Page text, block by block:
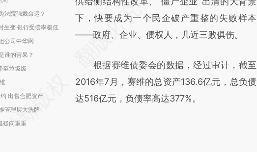
法院强裁命运？
生变 银行受偿率极低
公司中华网
谁的苦果？
至垃圾级
出售合肥资产
管理层大洗牌
疑问重重
下，快要成为一个民企破产重整的失败样本
——政府、企业、债权人，几近三败俱伤。
根据赛维债委会的数据，经过审计，截至
2016年7月，赛维的总资产136.6亿元，总负债
达516亿元，负债率高达377%。